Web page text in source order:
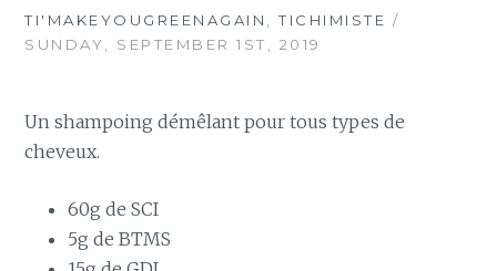
TI'MAKEYOUGREENAGAIN ,TICHIMISTE /
SUNDAY, SEPTEMBER 1ST, 2019
Un shampoing démêlant pour tous types de
cheveux.
60g de SCI
5g de BTMS